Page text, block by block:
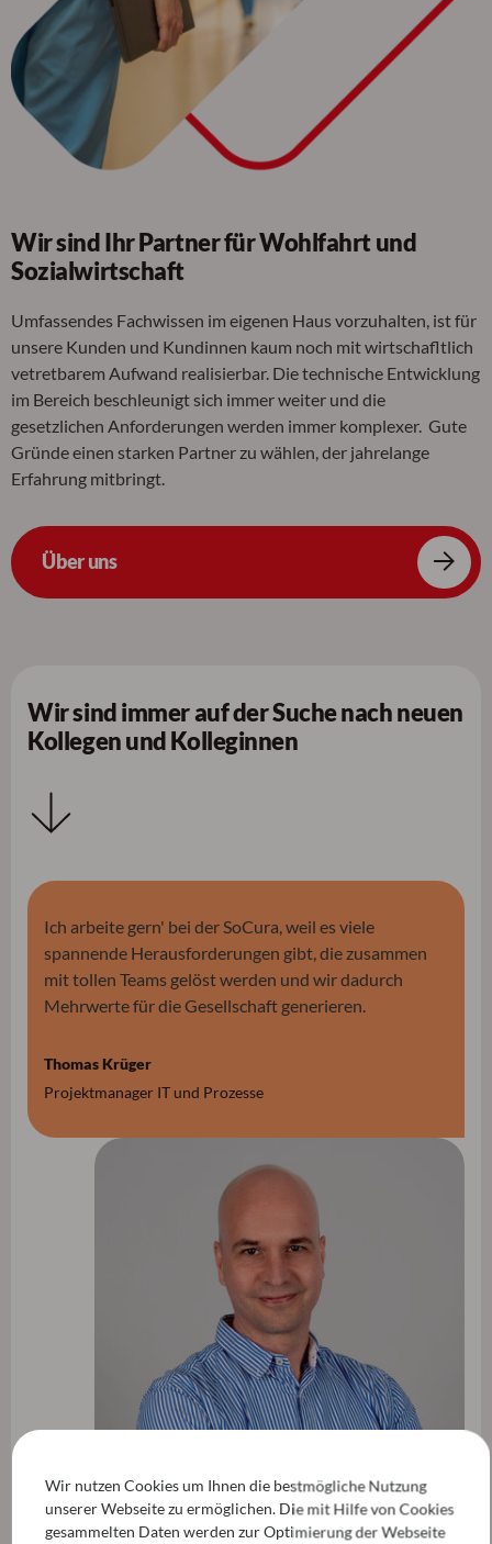
Wir sind Ihr Partner für Wohlfahrt und
Sozialwirtschaft
Umfassendes Fachwissen im eigenen Haus vorzuhalten, ist für
unsere Kunden und Kundinnen kaum noch mit wirtschafltlich
vetretbarem Aufwand realisierbar. Die technische Entwicklung
im Bereich beschleunigt sich immer weiter und die
gesetzlichen Anforderungen werden immer komplexer. Gute
Gründe einen starken Partner zu wählen, der jahrelange
Erfahrung mitbringt.
Über uns
Wir sind immer auf der Suche nach neuen
Kollegen und Kolleginnen
Ich arbeite gern' bei der SoCura, weil es viele
spannende Herausforderungen gibt, die zusammen
mit tollen Teams gelöst werden und wir dadurch
Mehrwerte für die Gesellschaft generieren.
Thomas Krüger
Projektmanager IT und Prozesse
Wir nutzen Cookies um Ihnen die bestmögliche Nutzung
unserer Webseite zu ermöglichen. Die mit Hilfe von Cookies
gesammelten Daten werden zur Optimierung der Webseite